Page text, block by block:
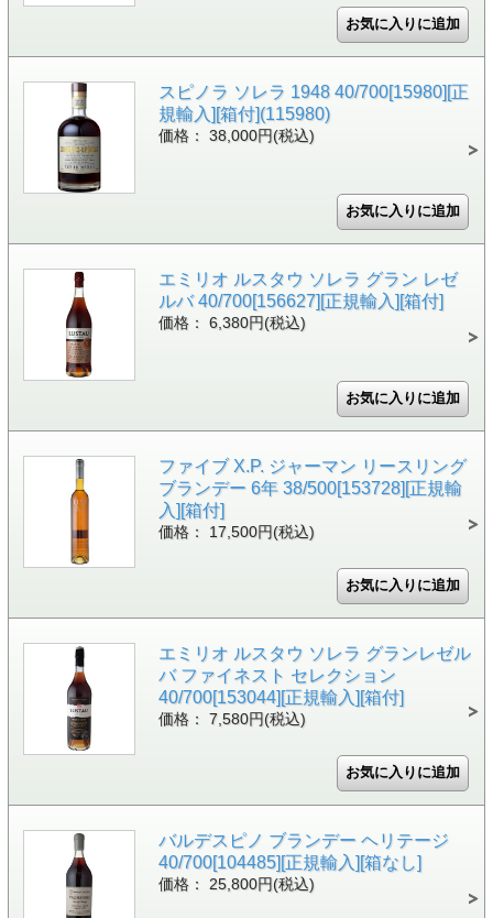
スピノラ ソレラ 1948 40/700[15980][正
規輸入][箱付](115980)
価格： 38,000円(税込)
エミリオ ルスタウ ソレラ グラン レゼ
ルバ 40/700[156627][正規輸入][箱付]
価格： 6,380円(税込)
ファイブ X.P. ジャーマン リースリング
ブランデー 6年 38/500[153728][正規輸
入][箱付]
価格： 17,500円(税込)
エミリオ ルスタウ ソレラ グランレゼル
バ ファイネスト セレクション
40/700[153044][正規輸入][箱付]
価格： 7,580円(税込)
バルデスピノ ブランデー ヘリテージ
40/700[104485][正規輸入][箱なし]
価格： 25,800円(税込)